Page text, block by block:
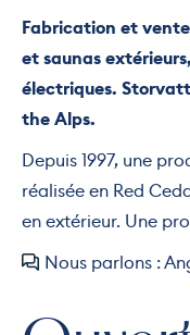
Fabrication et
et saunas
électriques.
the Alps.
Depuis 1997, une
réalisée en Red
en extérieur. Une
Nous parlons :